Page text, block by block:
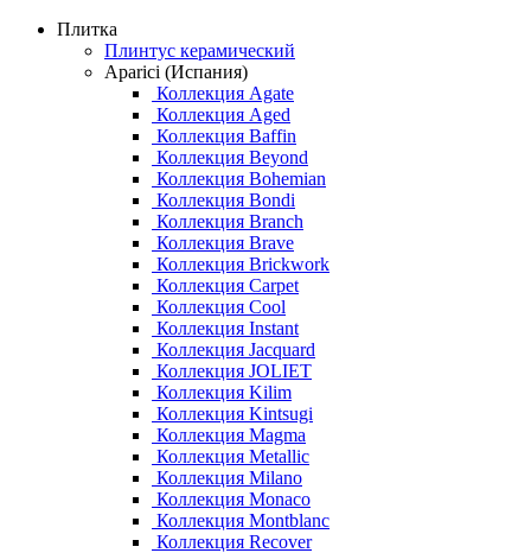
Плитка
Плинтус керамический
Aparici (Испания)
Коллекция Agate
Коллекция Aged
Коллекция Baffin
Коллекция Beyond
Коллекция Bohemian
Коллекция Bondi
Коллекция Branch
Коллекция Brave
Коллекция Brickwork
Коллекция Carpet
Коллекция Cool
Коллекция Instant
Коллекция Jacquard
Коллекция JOLIET
Коллекция Kilim
Коллекция Kintsugi
Коллекция Magma
Коллекция Metallic
Коллекция Milano
Коллекция Monaco
Коллекция Montblanc
Коллекция Recover